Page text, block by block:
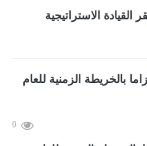
الاستراتيجية
0